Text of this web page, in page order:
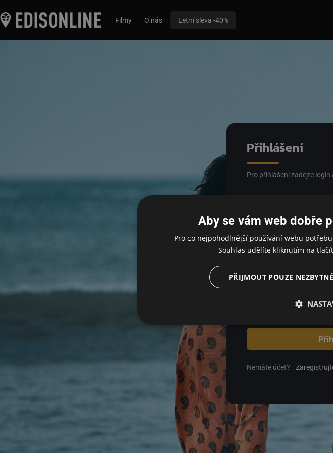
Filmy O nás Letní sleva -40%
Přihlášení
Pro přihlášení zadejte login
Email
Zapomenuté heslo
Nemáte účet?
Aby se vám web dobře
Pro co nejpohodlnější používání webu
Souhlas udělíte kliknutím na
PŘIJMOUT POUZE NEZBYTNÉ